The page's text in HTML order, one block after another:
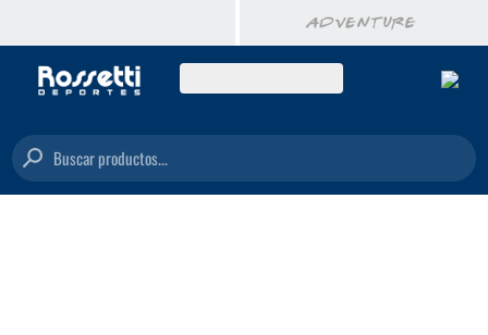
Buscar productos...